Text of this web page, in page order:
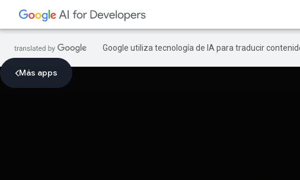
Google utiliza tecnología de IA para traducir
Más apps